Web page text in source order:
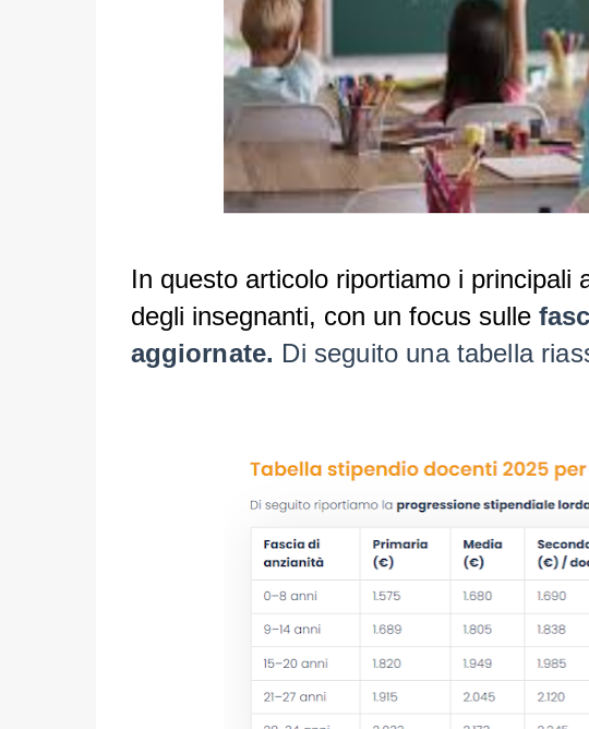
In questo articolo riportiamo i principali
degli insegnanti, con un focus sulle
aggiornate. Di seguito una tabella